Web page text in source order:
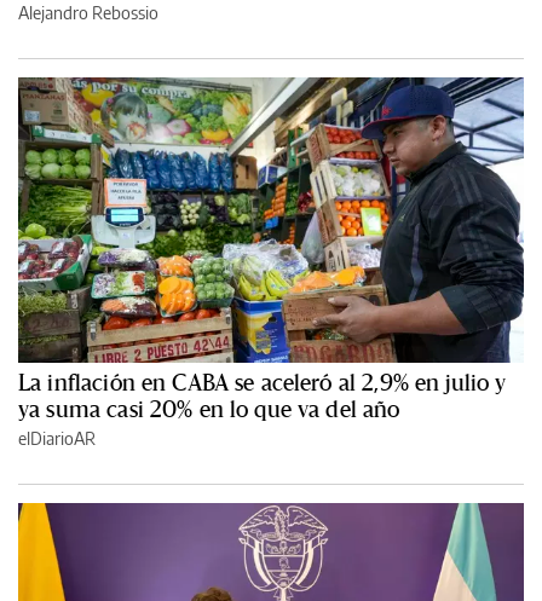
Alejandro Rebossio
La inflación en CABA se aceleró al 2,9% en julio y
ya suma casi 20% en lo que va del año
elDiarioAR